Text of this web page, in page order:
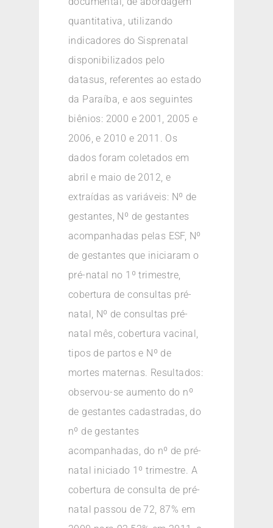
quantitativa, utilizando
indicadores do Sisprenatal
disponibilizados pelo
datasus, referentes ao estado
da Paraíba, e aos seguintes
biênios: 2000 e 2001, 2005 e
2006, e 2010 e 2011. Os
dados foram coletados em
abril e maio de 2012, e
extraídas as variáveis: Nº de
gestantes, Nº de gestantes
acompanhadas pelas ESF, Nº
de gestantes que iniciaram o
pré-natal no 1º trimestre,
cobertura de consultas pré-
natal, Nº de consultas pré-
natal mês, cobertura vacinal,
tipos de partos e Nº de
mortes maternas. Resultados:
observou-se aumento do nº
de gestantes cadastradas, do
nº de gestantes
acompanhadas, do nº de pré-
natal iniciado 1º trimestre. A
cobertura de consulta de pré-
natal passou de 72, 87% em